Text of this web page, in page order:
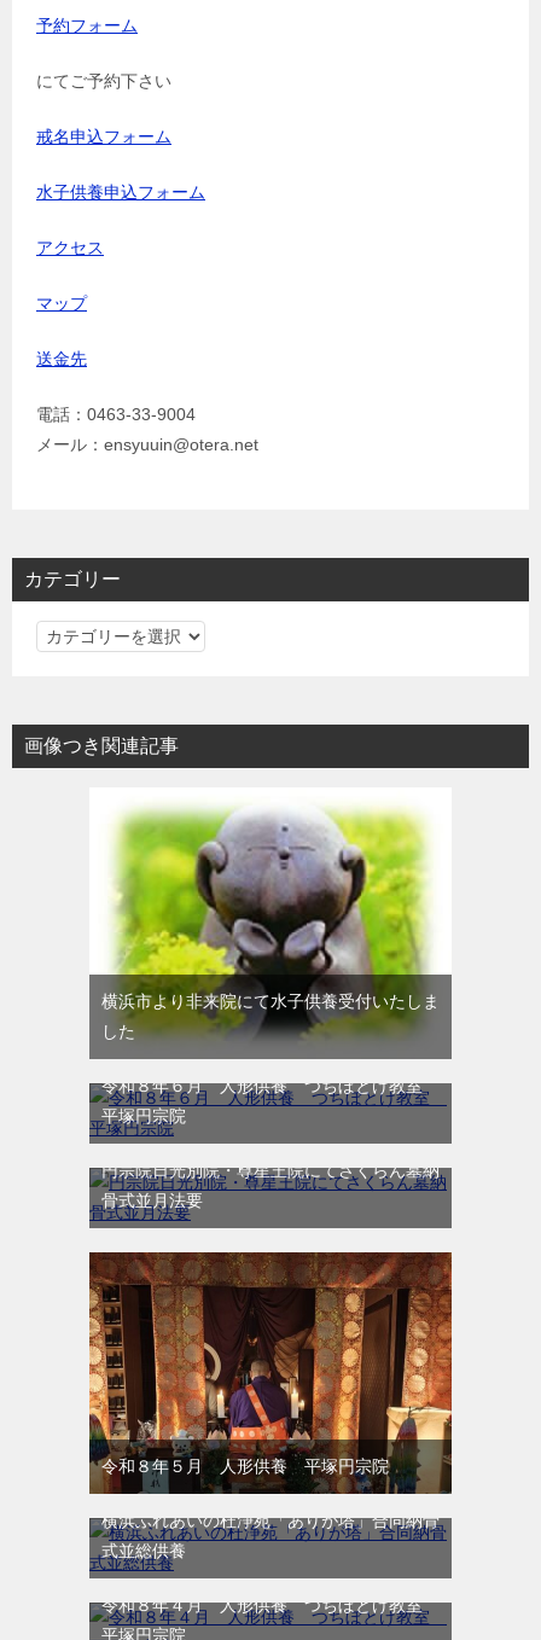
予約フォーム
にてご予約下さい
戒名申込フォーム
水子供養申込フォーム
アクセス
マップ
送金先
電話：0463-33-9004
メール：ensyuuin@otera.net
カテゴリー
カ
リ
ー
画像つき関連記事
横浜市より非来院にて水子供養受付いたしま
した
令和８年６月 人形供養 つちぼとけ教室
平塚円宗院
円宗院日光別院・尊星王院にてさくらん墓納
骨式並月法要
令和８年５月 人形供養 平塚円宗院
横浜ふれあいの杜浄苑「ありが塔」合同納骨
式並総供養
令和８年４月 人形供養 つちぼとけ教室
平塚円宗院